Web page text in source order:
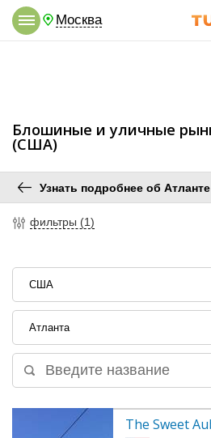
Москва
Блошиные и уличные
(США)
Узнать подробнее об Атланте
фильтры (1)
США
Атланта
The Sweet